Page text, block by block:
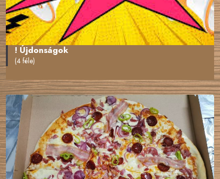
! Újdonságok
(4 féle)